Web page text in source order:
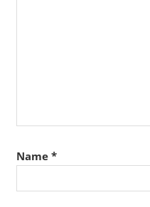
Name *